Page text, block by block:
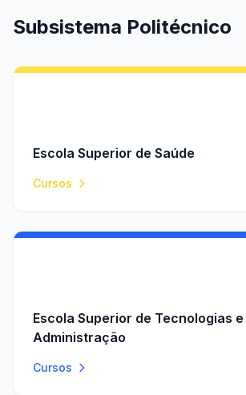
Subsistema Politécnico
Escola Superior de Saúde
Cursos
Escola Superior de Tecnologias e
Administração
Cursos